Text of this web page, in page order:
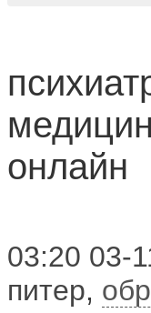
онлайн
03:20 03-
питер,